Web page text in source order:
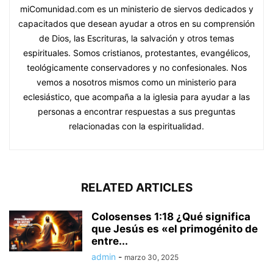
miComunidad.com es un ministerio de siervos dedicados y
capacitados que desean ayudar a otros en su comprensión
de Dios, las Escrituras, la salvación y otros temas
espirituales. Somos cristianos, protestantes, evangélicos,
teológicamente conservadores y no confesionales. Nos
vemos a nosotros mismos como un ministerio para
eclesiástico, que acompaña a la iglesia para ayudar a las
personas a encontrar respuestas a sus preguntas
relacionadas con la espiritualidad.
RELATED ARTICLES
Colosenses 1:18 ¿Qué significa
que Jesús es «el primogénito de
entre...
admin - marzo 30, 2025